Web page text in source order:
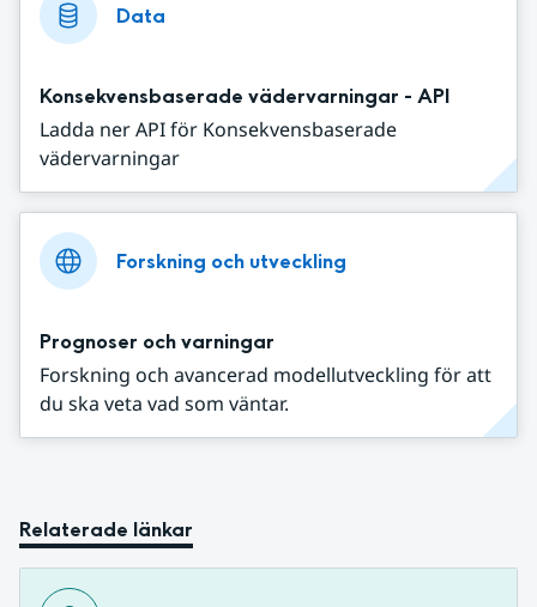
Data
Konsekvensbaserade vädervarningar - API
Ladda ner API för Konsekvensbaserade
vädervarningar
Forskning och utveckling
Prognoser och varningar
Forskning och avancerad modellutveckling för att
du ska veta vad som väntar.
Relaterade länkar